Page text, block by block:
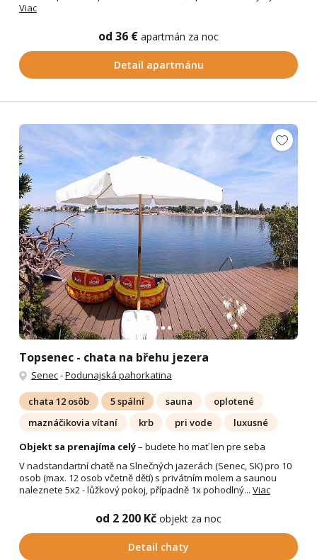
Viac
od 36 € apartmán za noc
Detail apartmánu
Topsenec - chata na břehu jezera
Senec-Podunajská pahorkatina
chata 12 osôb 5 spální sauna
oplotené
maznáčikovia vítaní
krb pri vode
luxusné
Objekt sa prenajíma celý– budete ho mať len pre seba
V nadstandartní chatě na Slnečných jazerách (Senec, SK) pro 10
osob (max. 12 osob včetně dětí) s privátním molem a saunou
naleznete 5x2 - lůžkový pokoj, případně 1x pohodlný... Viac
od 2 200 Kč objekt za noc
Detail chaty